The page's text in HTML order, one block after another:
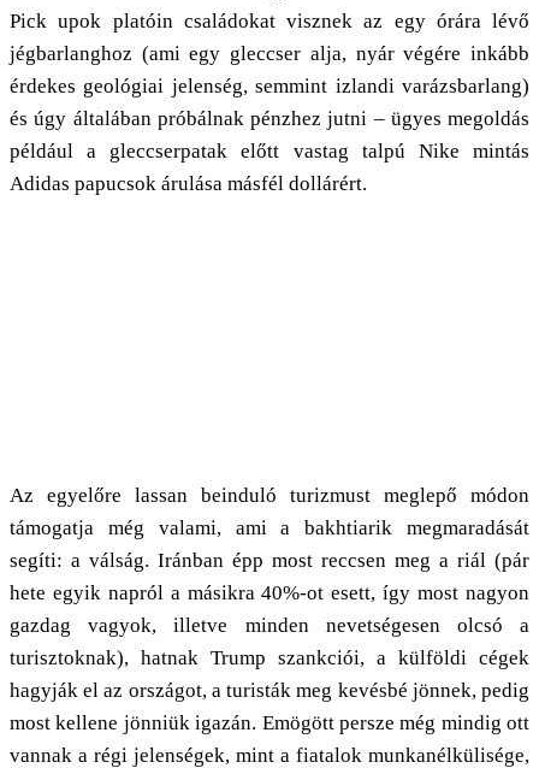
Pick upok platóin családokat visznek az egy órára lévő
jégbarlanghoz (ami egy gleccser alja, nyár végére inkább
érdekes geológiai jelenség, semmint izlandi varázsbarlang)
és úgy általában próbálnak pénzhez jutni – ügyes megoldás
például a gleccserpatak előtt vastag talpú Nike mintás
Adidas papucsok árulása másfél dollárért.
Az egyelőre lassan beinduló turizmust meglepő módon
támogatja még valami, ami a bakhtiarik megmaradását
segíti: a válság. Iránban épp most reccsen meg a riál (pár
hete egyik napról a másikra 40%-ot esett, így most nagyon
gazdag vagyok, illetve minden nevetségesen olcsó a
turisztoknak), hatnak Trump szankciói, a külföldi cégek
hagyják el az országot, a turisták meg kevésbé jönnek, pedig
most kellene jönniük igazán. Emögött persze még mindig ott
vannak a régi jelenségek, mint a fiatalok munkanélkülisége,